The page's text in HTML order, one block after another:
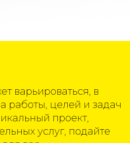
варьироваться, в
работы, целей и задач
проект,
услуг, подайте